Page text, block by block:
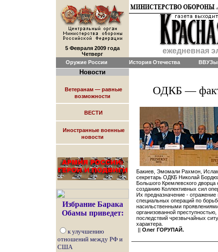
5 Февраля 2009 года
Четверг
ежедневная
Оружие России История Отечества
Новости
Ветеранам — равные
возможности
ВЕСТИ
Иностранные военные
новости
Избрание Барака
Обамы приведет:
к улучшению
отношений между РФ и
США
ОДКБ —
Бакиев, Эмомали Рахмон,
секретарь ОДКБ Николай
Большого Кремлевского
созданию Коллективных сил
Их предназначение - отражение
специальных операций по
насильственными
организованной
последствий чрезвычайных
характера.
|| Олег ГОРУПАЙ.